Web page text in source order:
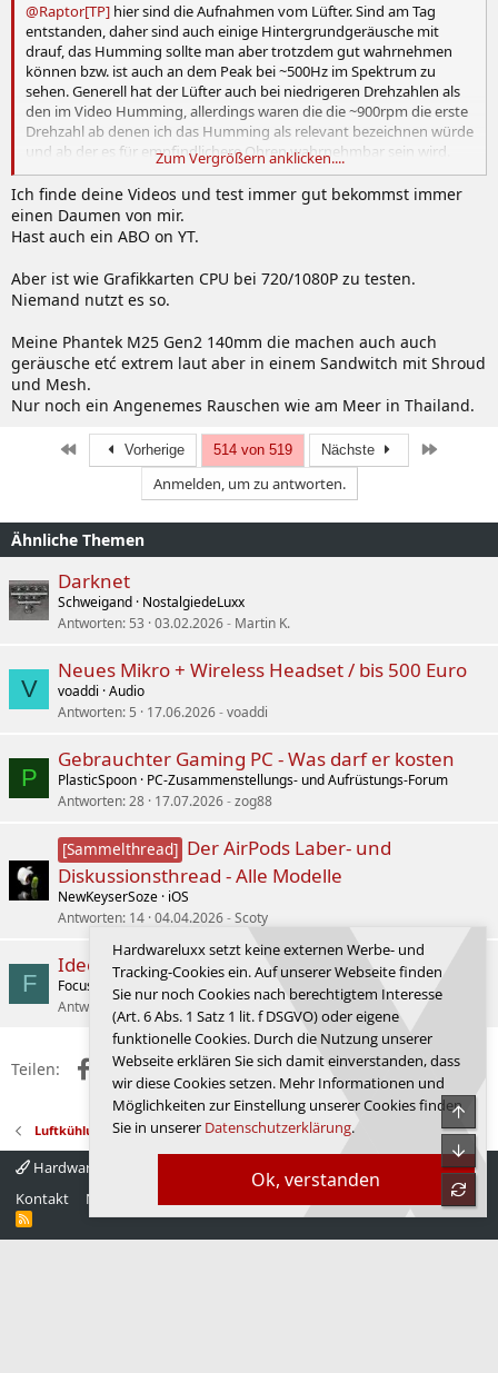
@Raptor[TP] hier sind die Aufnahmen vom Lüfter. Sind am Tag
entstanden, daher sind auch einige Hintergrundgeräusche mit
drauf, das Humming sollte man aber trotzdem gut wahrnehmen
können bzw. ist auch an dem Peak bei ~500Hz im Spektrum zu
sehen. Generell hat der Lüfter auch bei niedrigeren Drehzahlen als
den im Video Humming, allerdings waren die die ~900rpm die erste
Drehzahl ab denen ich das Humming als relevant bezeichnen würde
und ab der es für empfindlichere Ohren wahrnehmbar sein wird.
Prinzipiell hat der TL-S12 wie die anderen Thermalright Lüfter, die ich
hier habe (TL-B12, TL-C12C), nen leicht brummigen Motor, wenn
auch bei weitem nicht so krass wie der TL-B12
Zum Vergrößern anklicken....
Ich finde deine Videos und test immer gut bekommst immer
einen Daumen von mir.
Hast auch ein ABO on YT.
Aber ist wie Grafikkarten CPU bei 720/1080P zu testen.
Niemand nutzt es so.
Meine Phantek M25 Gen2 140mm die machen auch auch
geräusche etć extrem laut aber in einem Sandwitch mit Shroud
und Mesh.
Nur noch ein Angenemes Rauschen wie am Meer in Thailand.
Erste Vorherige 514 von 519 Nächste
Anmelden, um zu antworten.
Ähnliche Themen
Darknet
Schweigand NostalgiedeLuxx
Antworten 53 03.02.2026 Martin K.
V
Neues Mikro + Wireless Headset / bis 500 Euro
voaddi Audio
Antworten 5 17.06.2026 voaddi
P
Gebrauchter Gaming PC - Was darf er kosten
PlasticSpoon PC-Zusammenstellungs- und Aufrüstungs-Forum
Antworten 28 17.07.2026 zog88
[Sammelthread] Der AirPods Laber- und
Diskussionsthread - Alle Modelle
NewKeyserSoze iOS
Antworten 14 04.04.2026 Scoty
F
Ideen und Vorschläge Diät
FocusSTFan
Fussball, Sport, Autos
Antworten
02.06.2026 r0lF.RuTiN
Teilen: FacebookX (Twitter)
RedditWhatsApp
E-MailLink
Luftkühlung
Hardwareluxx 4.0
Kontakt
Nutzungsbedingungen Startseite
R
Ok, verstanden
Hardwareluxx setzt keine externen Werbe- und
Tracking-Cookies ein. Auf unserer Webseite finden
Sie nur noch Cookies nach berechtigtem Interesse
(Art. 6 Abs. 1 Satz 1 lit. f DSGVO) oder eigene
funktionelle Cookies. Durch die Nutzung unserer
Webseite erklären Sie sich damit einverstanden, dass
wir diese Cookies setzen. Mehr Informationen und
Möglichkeiten zur Einstellung unserer Cookies finden
Sie in unserer Datenschutzerklärung.